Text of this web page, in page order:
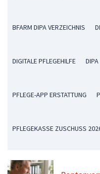
BFARM DIPA VERZEICHNIS
DIGITALE PFLEGEHILFE DIPA
PFLEGE-APP ERSTATTUNG
PFLEGEKASSE ZUSCHUSS